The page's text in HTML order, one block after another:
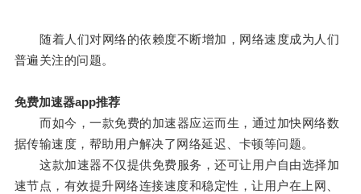
随着人们对网络的依赖度不断增加，网络速度成为人们
普遍关注的问题。
免费加速器app推荐
而如今，一款免费的加速器应运而生，通过加快网络数
据传输速度，帮助用户解决了网络延迟、卡顿等问题。
这款加速器不仅提供免费服务，还可让用户自由选择加
速节点，有效提升网络连接速度和稳定性，让用户在上网、